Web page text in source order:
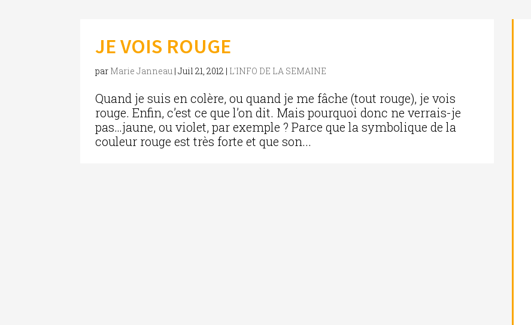
JE VOIS ROUGE
par Marie Janneau |Juil 21, 2012 | L'INFO DE LA SEMAINE
Quand je suis en colère, ou quand je me fâche (tout rouge), je vois
rouge. Enfin, c’est ce que l’on dit. Mais pourquoi donc ne verrais-je
pas…jaune, ou violet, par exemple ? Parce que la symbolique de la
couleur rouge est très forte et que son...